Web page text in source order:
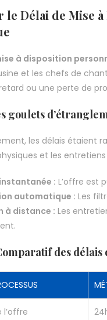
le Délai de Mise
à disposition
et les chefs de
ou une perte de
goulets
les délais étaient
et les
: L’offre est
automatique : Les
à distance : Les
des
l’offre